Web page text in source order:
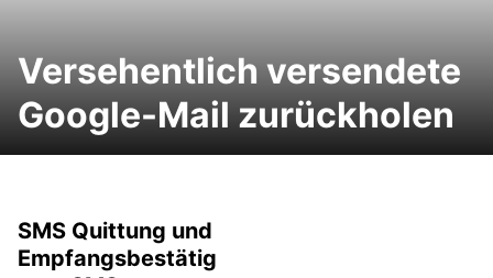
Versehentlich versendete
Google-Mail zurückholen
SMS Quittung und
Empfangsbestätig